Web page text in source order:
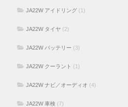
JA22W アイドリング (1)
JA22W タイヤ (2)
JA22W バッテリー (3)
JA22W クーラント (1)
JA22W ナビ／オーディオ (4)
JA22W 車検 (7)